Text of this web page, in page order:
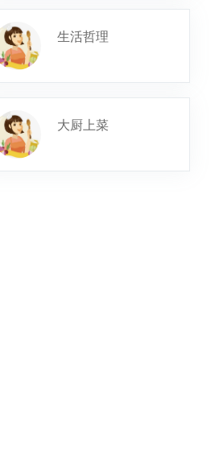
生活哲理
大厨上菜